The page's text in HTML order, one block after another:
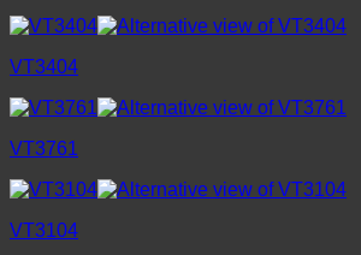
VT3404
VT3761
VT3104